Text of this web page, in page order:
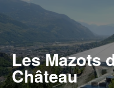
Les Mazots
Château